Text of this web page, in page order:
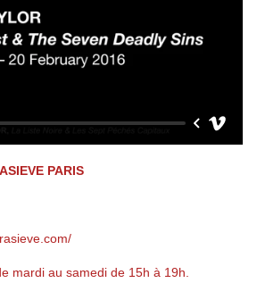
PARIS
mardi au samedi de 15h à 19h.